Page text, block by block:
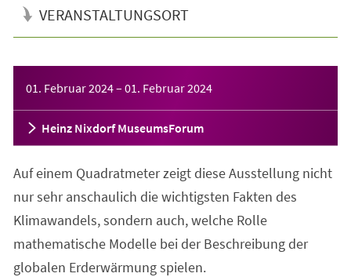
VERANSTALTUNGSORT
01. Februar 2024– 01. Februar 2024
Heinz Nixdorf MuseumsForum
Auf einem Quadratmeter zeigt diese Ausstellung nicht
nur sehr anschaulich die wichtigsten Fakten des
Klimawandels, sondern auch, welche Rolle
mathematische Modelle bei der Beschreibung der
globalen Erderwärmung spielen.